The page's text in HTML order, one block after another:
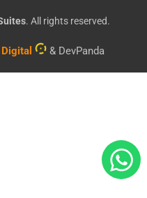
. All rights reserved.
& DevPanda